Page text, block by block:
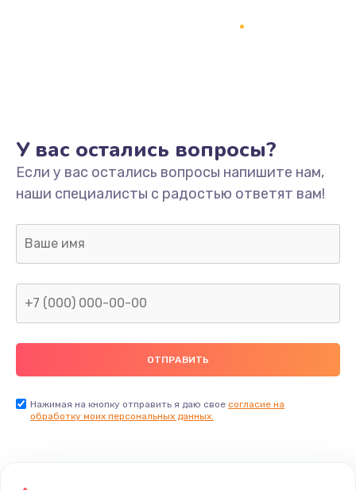
У вас остались вопросы?
Если у вас остались вопросы напишите нам,
наши специалисты с радостью ответят вам!
Нажимая на кнопку отправить я даю свое согласие на
обработку моих персональных данных.